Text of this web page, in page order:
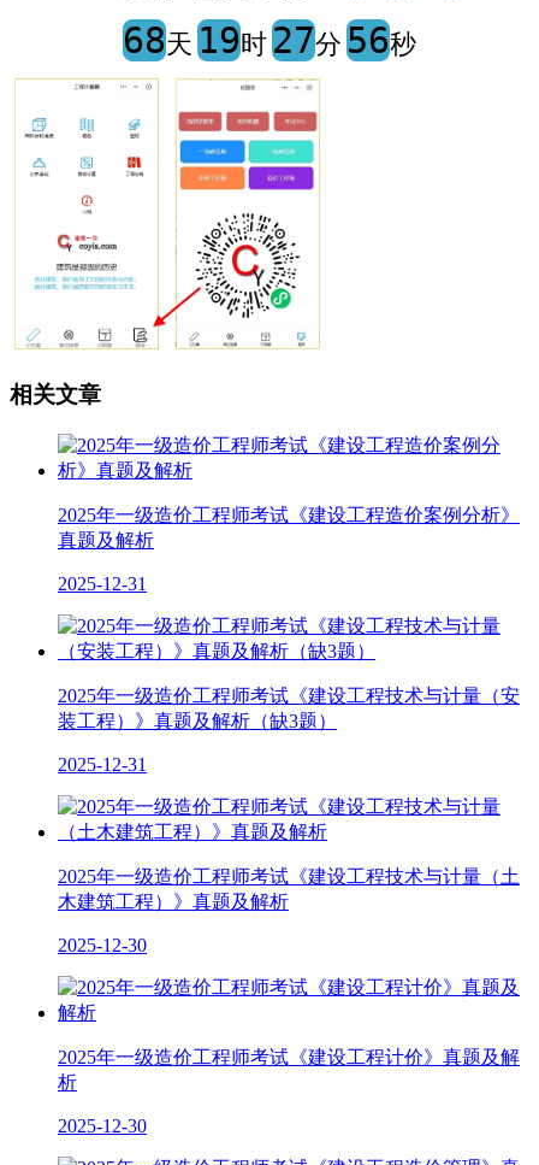
68天 19时27分 56秒
相关文章
2025年一级造价工程师考试《建设工程造价案例分析》
真题及解析
2025-12-31
2025年一级造价工程师考试《建设工程技术与计量（安
装工程）》真题及解析（缺3题）
2025-12-31
2025年一级造价工程师考试《建设工程技术与计量（土
木建筑工程）》真题及解析
2025-12-30
2025年一级造价工程师考试《建设工程计价》真题及解
析
2025-12-30